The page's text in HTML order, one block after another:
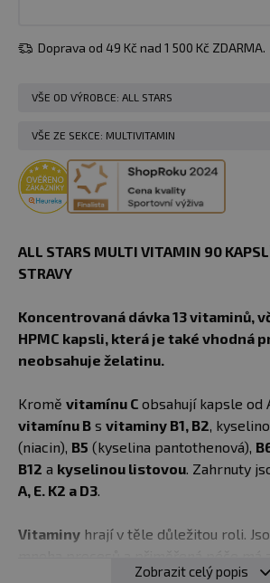
Doprava od 49 Kč nad 1 500 Kč ZDARMA.
VŠE OD VÝROBCE: ALL STARS
VŠE ZE SEKCE: MULTIVITAMIN
ALL STARS MULTI VITAMIN 90
STRAVY
Koncentrovaná dávka 13 vitaminů,
HPMC kapsli, která je také vhodná
neobsahuje želatinu.
Kromě vitamínu C obsahují kapsle od
vitamínu B s vitaminy B1, B2,
(niacin), B5 (kyselina pantothenová),
B12 a kyselinou listovou. Zahrnuty
A, E. K2 a D3.
Vitaminy hrají v těle důležitou roli.
pro celkovou vitalitu lidského těla.
Zobrazit celý popis